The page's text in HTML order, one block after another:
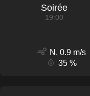
Soirée
19:00
N, 0.9 m/s
35 %